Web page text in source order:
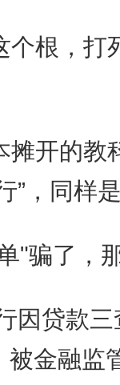
个根，打
摊开的教
”，同样
"骗了，
因贷款
金融监